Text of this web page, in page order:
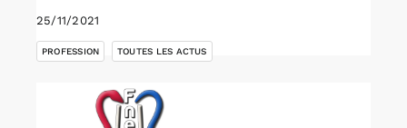
25/11/2021
PROFESSION TOUTES LES ACTUS